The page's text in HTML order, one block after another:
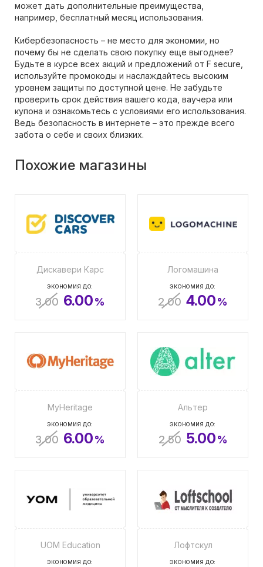
может дать дополнительные преимущества,
например, бесплатный месяц использования.
Кибербезопасность – не место для экономии, но
почему бы не сделать свою покупку еще выгоднее?
Будьте в курсе всех акций и предложений от F secure,
используйте промокоды и наслаждайтесь высоким
уровнем защиты по доступной цене. Не забудьте
проверить срок действия вашего кода, ваучера или
купона и ознакомьтесь с условиями его использования.
Ведь безопасность в интернете – это прежде всего
забота о себе и своих близких.
Похожие магазины
Дискавери Карс
ЭКОНОМИЯ ДО:
3.00 6.00%
Логомашина
ЭКОНОМИЯ ДО:
2.00 4.00%
MyHeritage
ЭКОНОМИЯ ДО:
3.00 6.00%
Альтер
ЭКОНОМИЯ ДО:
2.50 5.00%
UOM Education
ЭКОНОМИЯ ДО:
Лофтскул
ЭКОНОМИЯ ДО: